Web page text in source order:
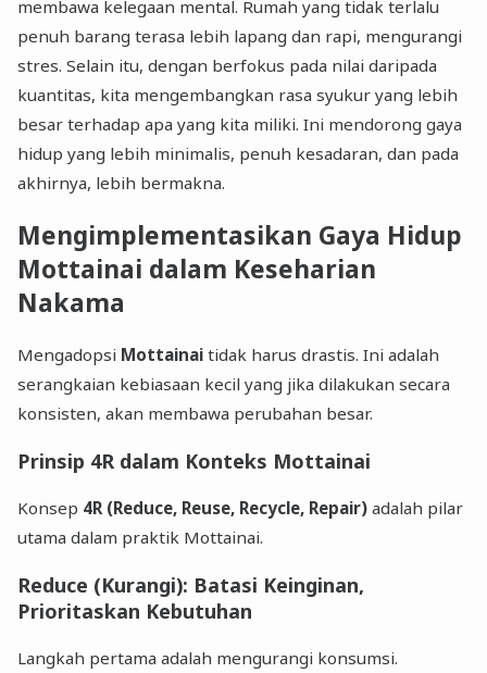
membawa kelegaan mental. Rumah yang tidak terlalu
penuh barang terasa lebih lapang dan rapi, mengurangi
stres. Selain itu, dengan berfokus pada nilai daripada
kuantitas, kita mengembangkan rasa syukur yang lebih
besar terhadap apa yang kita miliki. Ini mendorong gaya
hidup yang lebih minimalis, penuh kesadaran, dan pada
akhirnya, lebih bermakna.
Mengimplementasikan Gaya Hidup
Mottainai dalam Keseharian
Nakama
Mengadopsi Mottainai tidak harus drastis. Ini adalah
serangkaian kebiasaan kecil yang jika dilakukan secara
konsisten, akan membawa perubahan besar.
Prinsip 4R dalam Konteks Mottainai
Konsep 4R (Reduce, Reuse, Recycle, Repair) adalah pilar
utama dalam praktik Mottainai.
Reduce (Kurangi): Batasi Keinginan,
Prioritaskan Kebutuhan
Langkah pertama adalah mengurangi konsumsi.